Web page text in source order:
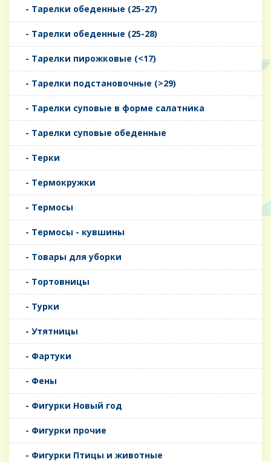
- Тарелки обеденные (25-27)
- Тарелки обеденные (25-28)
- Тарелки пирожковые (<17)
- Тарелки подстановочные (>29)
- Тарелки суповые в форме салатника
- Тарелки суповые обеденные
- Терки
- Термокружки
- Термосы
- Термосы - кувшины
- Товары для уборки
- Тортовницы
- Турки
- Утятницы
- Фартуки
- Фены
- Фигурки Новый год
- Фигурки прочие
- Фигурки Птицы и животные